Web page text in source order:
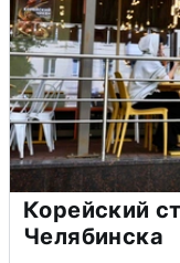
Корейский
Челябинска